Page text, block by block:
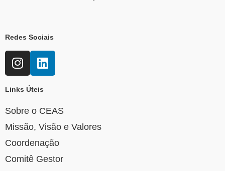
Redes Sociais
Links Úteis
Sobre o CEAS
Missão, Visão e Valores
Coordenação
Comitê Gestor